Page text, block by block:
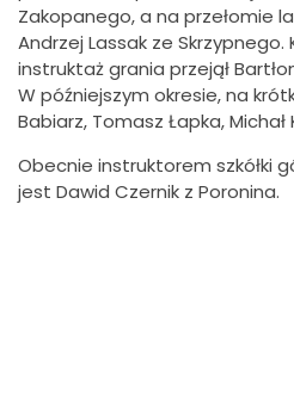
Zakopanego, a na przełomie
Andrzej Lassak ze
instruktaż grania przejął
W późniejszym okresie, na
Babiarz, Tomasz Łapka,
Obecnie instruktorem szkółki
jest Dawid Czernik z Poronina.